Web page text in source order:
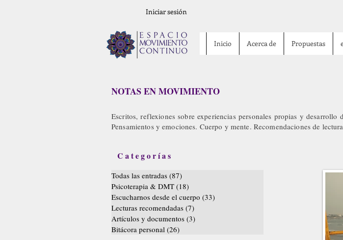
Iniciar sesión
Inicio Acerca de Propuestas
NOTAS EN MOVIMIENTO
Escritos, reflexiones sobre experiencias personales propias y
Pensamientos y emociones. Cuerpo y mente. Recomendaciones de
Categorías
Todas las entradas (87)
Psicoterapia & DMT (18)
Escucharnos desde el cuerpo (33)
Lecturas recomendadas (7)
Artículos y documentos (3)
Bitácora personal (26)